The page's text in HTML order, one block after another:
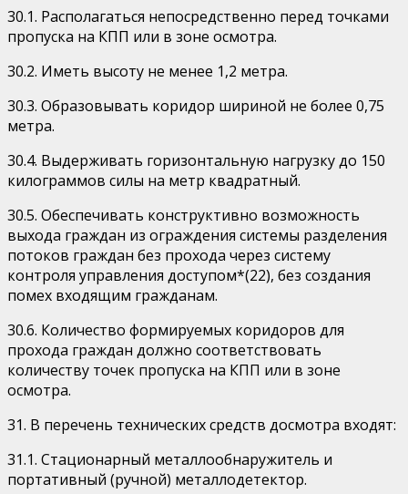
30.1. Располагаться непосредственно перед точками
пропуска на КПП или в зоне осмотра.
30.2. Иметь высоту не менее 1,2 метра.
30.3. Образовывать коридор шириной не более 0,75
метра.
30.4. Выдерживать горизонтальную нагрузку до 150
килограммов силы на метр квадратный.
30.5. Обеспечивать конструктивно возможность
выхода граждан из ограждения системы разделения
потоков граждан без прохода через систему
контроля управления доступом*(22), без создания
помех входящим гражданам.
30.6. Количество формируемых коридоров для
прохода граждан должно соответствовать
количеству точек пропуска на КПП или в зоне
осмотра.
31. В перечень технических средств досмотра входят:
31.1. Стационарный металлообнаружитель и
портативный (ручной) металлодетектор.